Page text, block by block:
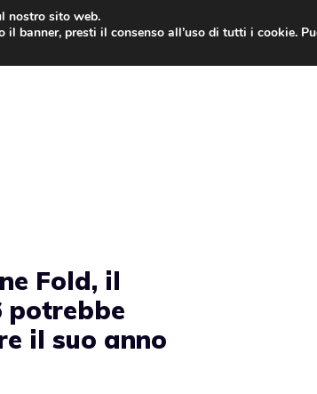
Fold, il
potrebbe
il suo anno
nostro sito web.
banner, presti il consenso all’uso di tutti i cookie.